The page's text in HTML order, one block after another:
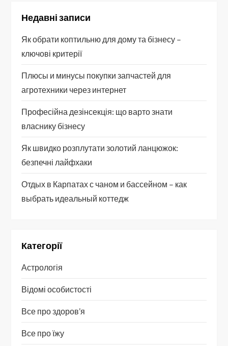
Недавні записи
Як обрати коптильню для дому та бізнесу –
ключові критерії
Плюсы и минусы покупки запчастей для
агротехники через интернет
Професійна дезінсекція: що варто знати
власнику бізнесу
Як швидко розплутати золотий ланцюжок:
безпечні лайфхаки
Отдых в Карпатах с чаном и бассейном – как
выбрать идеальный коттедж
Категорії
Астрологія
Відомі особистості
Все про здоров’я
Все про їжу